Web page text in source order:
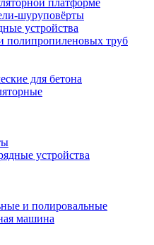
платформе
шуруповёрты
устройства
полипропиленовых труб
для бетона
устройства
и полировальные
машина